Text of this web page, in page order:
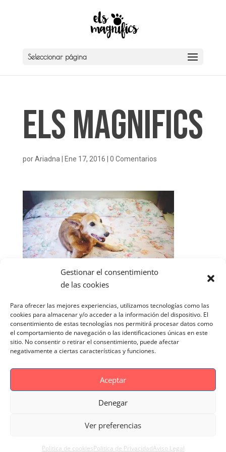
Gestionar el consentimiento
de las cookies
Para ofrecer las mejores experiencias, utilizamos tecnologías como las
cookies para almacenar y/o acceder a la información del dispositivo. El
consentimiento de estas tecnologías nos permitirá procesar datos como
el comportamiento de navegación o las identificaciones únicas en este
sitio. No consentir o retirar el consentimiento, puede afectar
negativamente a ciertas características y funciones.
Aceptar
Denegar
Ver preferencias
Politica de cookiesPolitica de PrivacidadAviso Legal
Seleccionar página
Els Magnifics
porAriadna Ene 17, 2016 0 Comentarios
Politica de Privacidad
Reportaje Magnific